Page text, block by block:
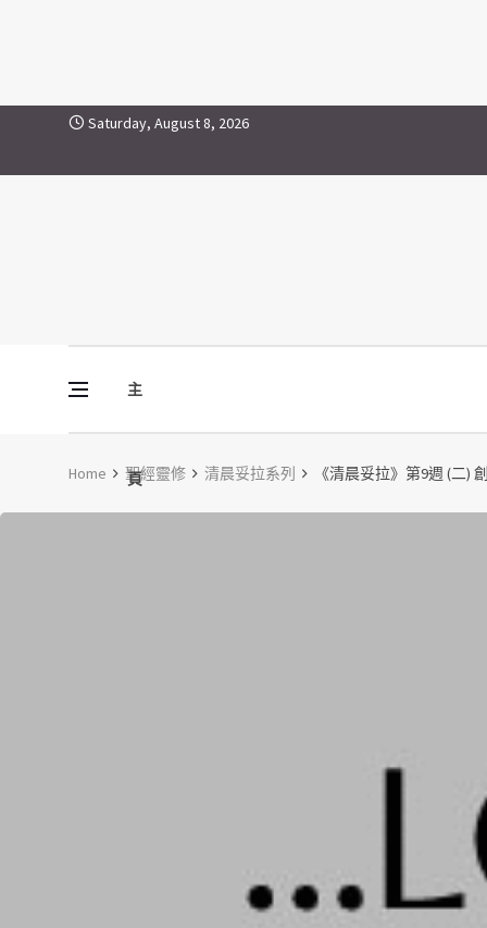
Skip to contentSaturday, August 8, 2026
主
頁
Vine Media
葡萄樹傳媒
Home 聖經靈修 清晨妥拉系列 《清晨妥拉》第9週 (二)